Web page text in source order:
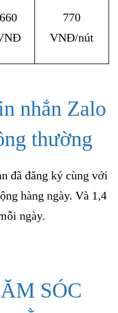
660
770
VNĐ/nút
nhắn Zalo
thường
đã đăng ký cùng với
hàng ngày. Và 1,4
ngày.
SÓC